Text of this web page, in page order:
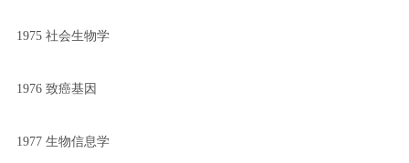
1975 社会生物学
1976 致癌基因
1977 生物信息学